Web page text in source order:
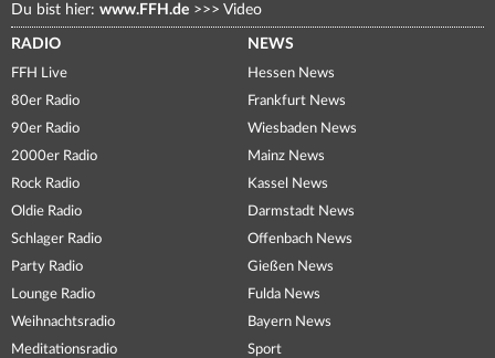
Du bist hier: www.FFH.de >>> Video
RADIO
FFH Live
80er Radio
90er Radio
2000er Radio
Rock Radio
Oldie Radio
Schlager Radio
Party Radio
Lounge Radio
Weihnachtsradio
Meditationsradio
NEWS
Hessen News
Frankfurt News
Wiesbaden News
Mainz News
Kassel News
Darmstadt News
Offenbach News
Gießen News
Fulda News
Bayern News
Sport